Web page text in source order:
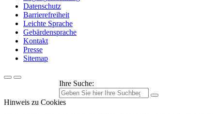
Datenschutz
Barrierefreiheit
Leichte Sprache
Gebärdensprache
Kontakt
Presse
Sitemap
Ihre Suche:
Hinweis zu Cookies